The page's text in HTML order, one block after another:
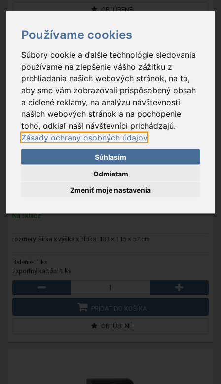
Používame cookies
Súbory cookie a ďalšie technológie sledovania
používame na zlepšenie vášho zážitku z
prehliadania našich webových stránok, na to,
aby sme vám zobrazovali prispôsobený obsah
a cielené reklamy, na analýzu návštevnosti
našich webových stránok a na pochopenie
toho, odkiaľ naši návštevníci prichádzajú.
Zásady ochrany osobných údajov
Súhlasím
Odmietam
Zmeniť moje nastavenia
OBĽÚBENÉ
BC-GAS-2002- Gril BC-GAS-2002 Spring 3112 plynový gril s
úložným priestorom, 133x57x115cm
Na sklade
rozmery: šírka x výška x hĺbka: 133 × 115 × 57 cm
Balenie: 1 ks
Exportný kartón: 1 ks
PRIDAŤ DO KOŠÍKA
OBĽÚBENÉ